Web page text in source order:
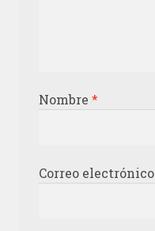
Nombre *
Correo electrónico